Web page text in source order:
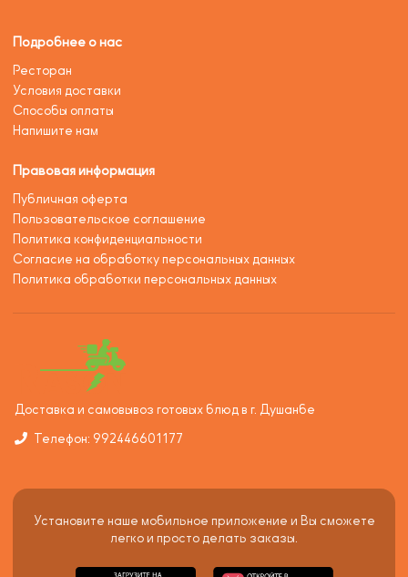
Подробнее о нас
Ресторан
Условия доставки
Способы оплаты
Напишите нам
Правовая информация
Публичная оферта
Пользовательское соглашение
Политика конфиденциальности
Согласие на обработку персональных данных
Политика обработки персональных данных
Доставка и самовывоз готовых блюд в г. Душанбе
Телефон: 992446601177
Установите наше мобильное приложение и Вы сможете
легко и просто делать заказы.